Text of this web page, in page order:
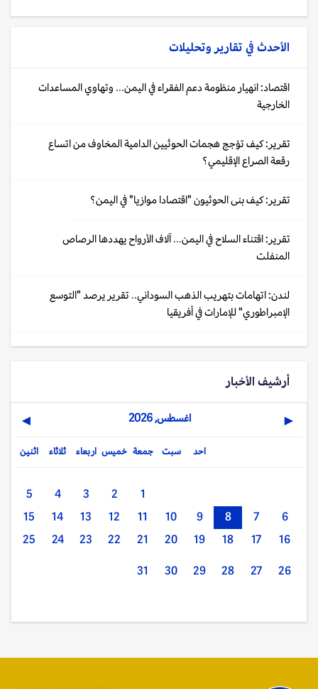
الأحدث في تقارير وتحليلات
اقتصاد: انهيار منظومة دعم الفقراء في اليمن... وتهاوي المساعدات
الخارجية
تقرير: كيف تؤجج هجمات الحوثيين الدامية المخاوف من اتساع
رقعة الصراع الإقليمي؟
تقرير: كيف بنى الحوثيون "اقتصادا موازيا" في اليمن؟
تقرير: اقتناء السلاح في اليمن... آلاف الأرواح يهددها الرصاص
المنفلت
لندن: اتهامات بتهريب الذهب السوداني.. تقرير يرصد "التوسع
الإمبراطوري" للإمارات في أفريقيا
أرشيف الأخبار
◀ اغسطس, 2026 ▶
اثنين ثلاثاء اربعاء خميس جمعة سبت احد
1
2
3
4
5
6
7
8
9
10
11
12
13
14
15
16
17
18
19
20
21
22
23
24
25
26
27
28
29
30
31